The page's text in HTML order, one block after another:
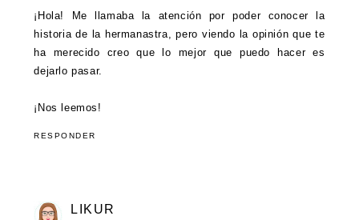
¡Hola! Me llamaba la atención por poder conocer la
historia de la hermanastra, pero viendo la opinión que te
ha merecido creo que lo mejor que puedo hacer es
dejarlo pasar.
¡Nos leemos!
RESPONDER
LIKUR